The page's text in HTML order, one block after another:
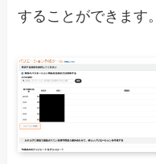
することができます。